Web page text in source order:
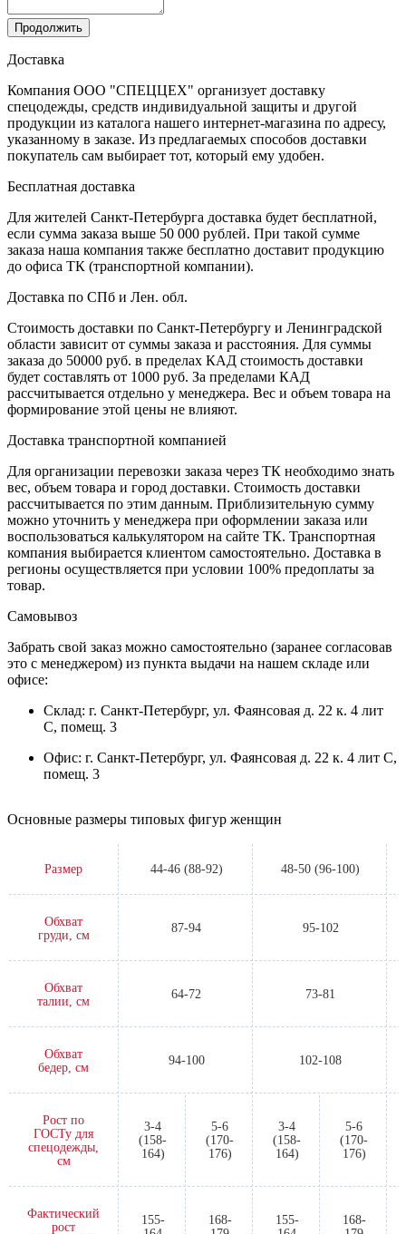
Продолжить
Доставка
Компания ООО "СПЕЦЦЕХ" организует доставку
спецодежды, средств индивидуальной защиты и другой
продукции из каталога нашего интернет-магазина по адресу,
указанному в заказе. Из предлагаемых способов доставки
покупатель сам выбирает тот, который ему удобен.
Бесплатная доставка
Для жителей Санкт-Петербурга доставка будет бесплатной,
если сумма заказа выше 50 000 рублей. При такой сумме
заказа наша компания также бесплатно доставит продукцию
до офиса ТК (транспортной компании).
Доставка по СПб и Лен. обл.
Стоимость доставки по Санкт-Петербургу и Ленинградской
области зависит от суммы заказа и расстояния. Для суммы
заказа до 50000 руб. в пределах КАД стоимость доставки
будет составлять от 1000 руб. За пределами КАД
рассчитывается отдельно у менеджера. Вес и объем товара на
формирование этой цены не влияют.
Доставка транспортной компанией
Для организации перевозки заказа через ТК необходимо знать
вес, объем товара и город доставки. Стоимость доставки
рассчитывается по этим данным. Приблизительную сумму
можно уточнить у менеджера при оформлении заказа или
воспользоваться калькулятором на сайте ТК. Транспортная
компания выбирается клиентом самостоятельно. Доставка в
регионы осуществляется при условии 100% предоплаты за
товар.
Самовывоз
Забрать свой заказ можно самостоятельно (заранее согласовав
это с менеджером) из пункта выдачи на нашем складе или
офисе:
Склад: г. Санкт-Петербург, ул. Фаянсовая д. 22 к. 4 лит
С, помещ. 3
Офис: г. Санкт-Петербург, ул. Фаянсовая д. 22 к. 4 лит С,
помещ. 3
Основные размеры типовых фигур женщин
Размер 44-46 (88-92) 48-50 (96-100)
Обхват
груди, см
87-94 95-102
Обхват
талии, см
64-72 73-81
Обхват
бедер, см
94-100 102-108
Рост по
ГОСТу для
спецодежды,
см
3-4
(158-
164)
5-6
(170-
176)
3-4
(158-
164)
5-6
(170-
176)
Фактический
рост
155-
168-
155-
168-